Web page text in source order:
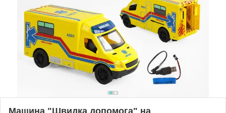
Машина "Швидка допомога" на